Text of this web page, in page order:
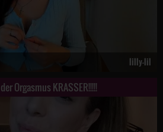
lilly-lil
Orgasmus KRASSER!!!!!